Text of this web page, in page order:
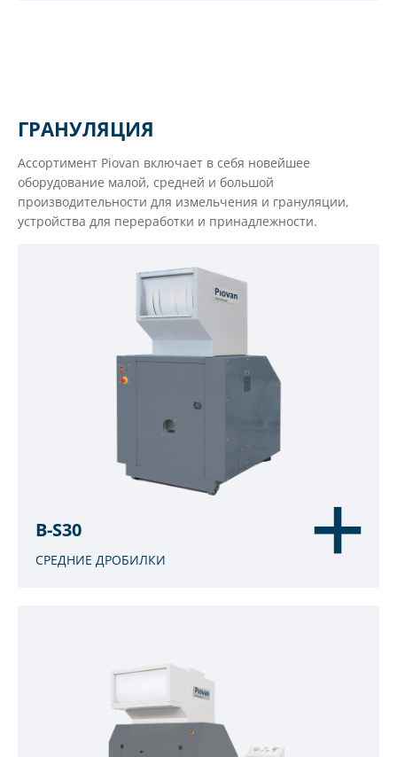
ГРАНУЛЯЦИЯ
Ассортимент Piovan включает в себя новейшее
оборудование малой, средней и большой
производительности для измельчения и грануляции,
устройства для переработки и принадлежности.
B-S30
СРЕДНИЕ ДРОБИЛКИ